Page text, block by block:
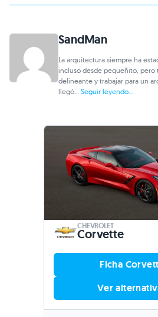
SandMan
La arquitectura siempre ha
incluso desde pequeñito,
delineante y trabajar para un
llegó...Seguir leyendo...
CHEVROLET
Corvette
Ficha
Ver